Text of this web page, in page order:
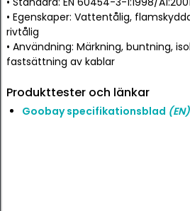
• Egenskaper: Vattentålig,
rivtålig
• Användning: Märkning, buntning,
fastsättning av kablar
Produkttester och länkar
Goobay specifikationsblad (EN)